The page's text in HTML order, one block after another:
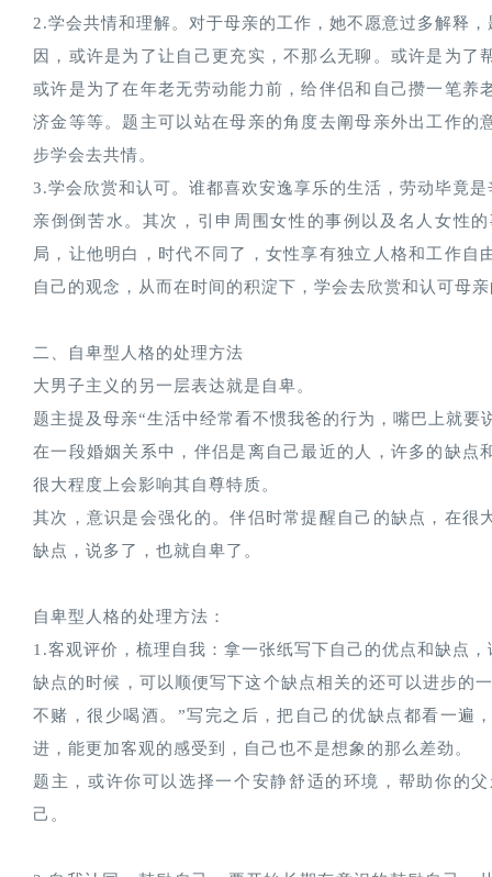
2.学会共情和理解。对于母亲的工作，她不愿意过多解释
因，或许是为了让自己更充实，不那么无聊。或许是为
或许是为了在年老无劳动能力前，给伴侣和自己攒一笔
济金等等。题主可以站在母亲的角度去阐母亲外出工作
步学会去共情。
3.学会欣赏和认可。谁都喜欢安逸享乐的生活，劳动毕竟
亲倒倒苦水。其次，引申周围女性的事例以及名人女性
局，让他明白，时代不同了，女性享有独立人格和工作
自己的观念，从而在时间的积淀下，学会去欣赏和认可母
二、自卑型人格的处理方法
大男子主义的另一层表达就是自卑。
题主提及母亲“生活中经常看不惯我爸的行为，嘴巴上就要
在一段婚姻关系中，伴侣是离自己最近的人，许多的缺
很大程度上会影响其自尊特质。
其次，意识是会强化的。伴侣时常提醒自己的缺点，在
缺点，说多了，也就自卑了。
自卑型人格的处理方法：
1.客观评价，梳理自我：拿一张纸写下自己的优点和缺点
缺点的时候，可以顺便写下这个缺点相关的还可以进步的
不赌，很少喝酒。”写完之后，把自己的优缺点都看一遍
进，能更加客观的感受到，自己也不是想象的那么差劲。
题主，或许你可以选择一个安静舒适的环境，帮助你的
己。